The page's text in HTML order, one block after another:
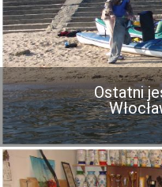
Ostatni